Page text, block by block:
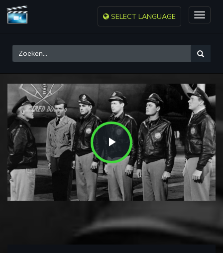
Toggle
SELECT LANGUAGE
Play
Video